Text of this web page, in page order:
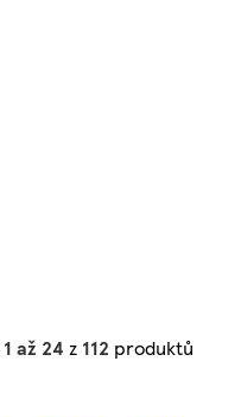
1 až 24 z 112 produktů